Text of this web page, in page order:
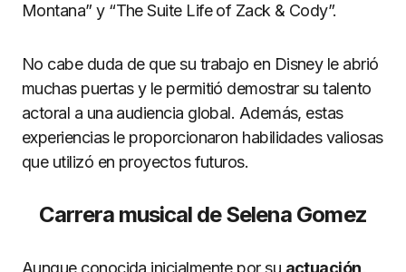
Montana” y “The Suite Life of Zack & Cody”.
No cabe duda de que su trabajo en Disney le abrió
muchas puertas y le permitió demostrar su talento
actoral a una audiencia global. Además, estas
experiencias le proporcionaron habilidades valiosas
que utilizó en proyectos futuros.
Carrera musical de Selena Gomez
Aunque conocida inicialmente por su actuación,